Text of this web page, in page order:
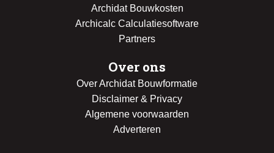
Archidat Bouwkosten
Archicalc Calculatiesoftware
Partners
Over ons
Over Archidat Bouwformatie
Disclaimer & Privacy
Algemene voorwaarden
Adverteren